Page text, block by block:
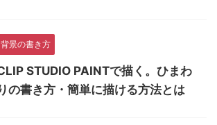
背景の書き方
STUDIO PAINTで描く。ひまわ
の書き方・簡単に描ける方法とは